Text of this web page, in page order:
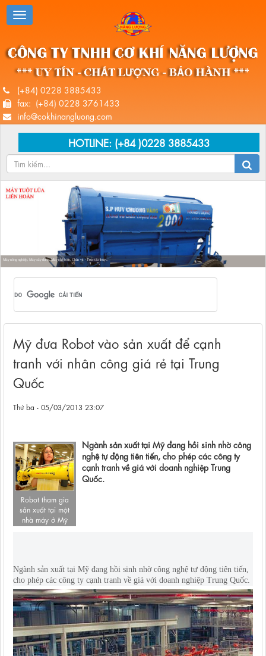
(+84) 0228 3885433
fax: (+84) 0228 3761433
info@cokhinangluong.com
HOTLINE: (+84 )0228 3885433
Máy nông nghiệp, Máy xây dựng, Máy chế biến, Chân vịt - Trục tàu thủy...
Mỹ đưa Robot vào sản xuất để cạnh
tranh với nhân công giá rẻ tại Trung
Quốc
Thứ ba - 05/03/2013 23:07
Robot tham gia
sản xuất tại một
nhà máy ở Mỹ
Ngành sản xuất tại Mỹ đang hồi sinh nhờ công
nghệ tự động tiên tiến, cho phép các công ty
cạnh tranh về giá với doanh nghiệp Trung
Quốc.
Ngành sản xuất tại Mỹ đang hồi sinh nhờ công nghệ tự động tiên tiến,
cho phép các công ty cạnh tranh về giá với doanh nghiệp Trung Quốc.